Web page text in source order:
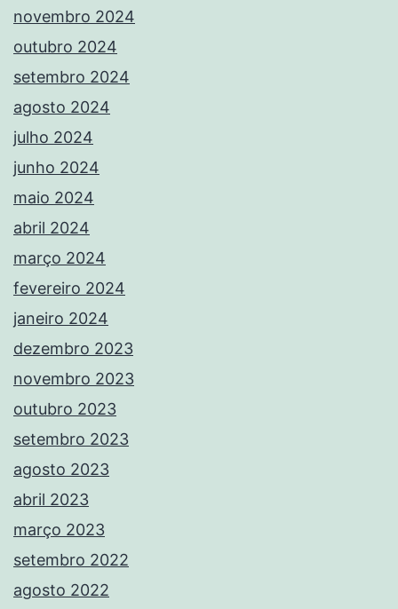
novembro 2024
outubro 2024
setembro 2024
agosto 2024
julho 2024
junho 2024
maio 2024
abril 2024
março 2024
fevereiro 2024
janeiro 2024
dezembro 2023
novembro 2023
outubro 2023
setembro 2023
agosto 2023
abril 2023
março 2023
setembro 2022
agosto 2022